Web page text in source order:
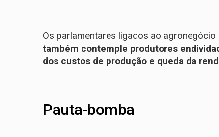
Os parlamentares ligados ao
também contemple produtores
dos custos de produção e queda da
Pauta-bomba